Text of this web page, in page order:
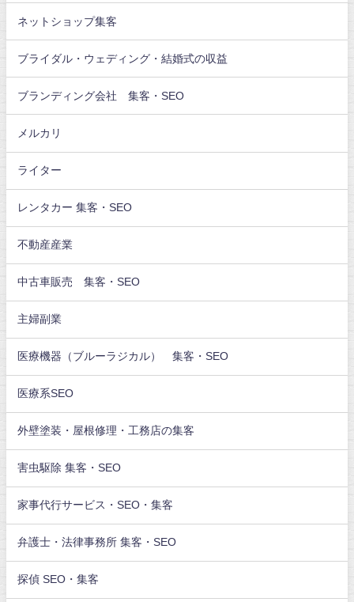
ネットショップ集客
ブライダル・ウェディング・結婚式の収益
ブランディング会社 集客・SEO
メルカリ
ライター
レンタカー 集客・SEO
不動産産業
中古車販売 集客・SEO
主婦副業
医療機器（ブルーラジカル） 集客・SEO
医療系SEO
外壁塗装・屋根修理・工務店の集客
害虫駆除 集客・SEO
家事代行サービス・SEO・集客
弁護士・法律事務所 集客・SEO
探偵 SEO・集客